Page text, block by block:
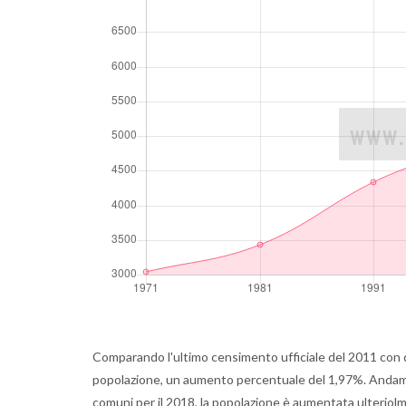
Comparando l'ultimo censimento ufficiale del 2011 con
popolazione, un aumento percentuale del 1,97%.
comuni per il 2018, la popolazione è aumentata